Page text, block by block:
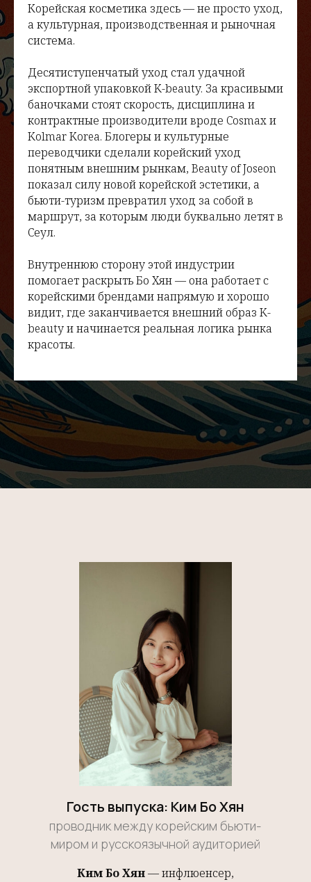
Корейская косметика здесь — не просто уход,
а культурная, производственная и рыночная
система.
Десятиступенчатый уход стал удачной
экспортной упаковкой K-beauty. За красивыми
баночками стоят скорость, дисциплина и
контрактные производители вроде Cosmax и
Kolmar Korea. Блогеры и культурные
переводчики сделали корейский уход
понятным внешним рынкам, Beauty of Joseon
показал силу новой корейской эстетики, а
бьюти-туризм превратил уход за собой в
маршрут, за которым люди буквально летят в
Сеул.
Внутреннюю сторону этой индустрии
помогает раскрыть Бо Хян — она работает с
корейскими брендами напрямую и хорошо
видит, где заканчивается внешний образ K-
beauty и начинается реальная логика рынка
красоты.
Гость выпуска: Ким Бо Хян
проводник между корейским бьюти-
миром и русскоязычной аудиторией
Ким Бо Хян— инфлюенсер,